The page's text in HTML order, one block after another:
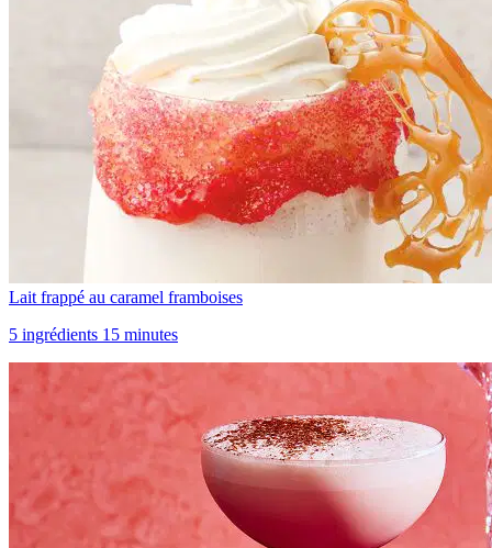
Lait frappé au caramel framboises
5 ingrédients 15 minutes